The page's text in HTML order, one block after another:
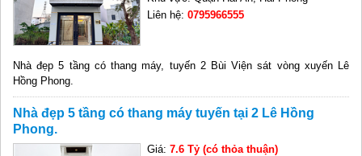
Liên hệ:0795966555
Nhà đẹp 5 tầng có thang máy, tuyến 2 Bùi Viện sát vòng xuyến Lê
Hồng Phong.
Nhà đẹp 5 tầng có thang máy tuyến tại 2 Lê Hồng
Phong.
Giá:7.6 Tỷ (có thỏa thuận)